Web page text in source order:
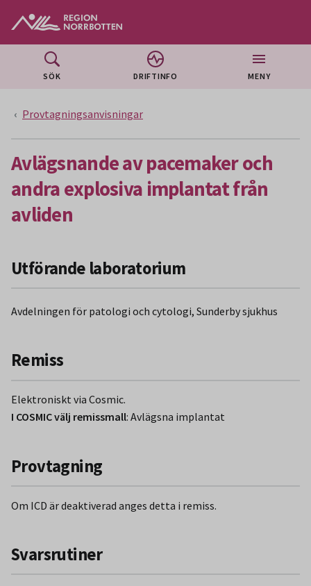
SÖK DRIFTINFO MENY
Provtagningsanvisningar
Avlägsnande av pacemaker och
andra explosiva implantat från
avliden
Utförande laboratorium
Avdelningen för patologi och cytologi, Sunderby sjukhus
Remiss
Elektroniskt via Cosmic.
I COSMIC välj remissmall: Avlägsna implantat
Provtagning
Om ICD är deaktiverad anges detta i remiss.
Svarsrutiner